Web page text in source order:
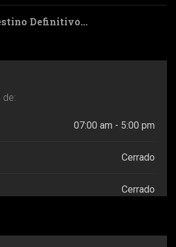
Definitivo...
07:00 am - 5:00 pm
Cerrado
Cerrado